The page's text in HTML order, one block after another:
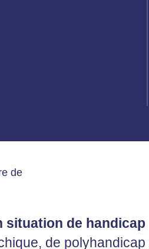
de
situation de handicap
de polyhandicap